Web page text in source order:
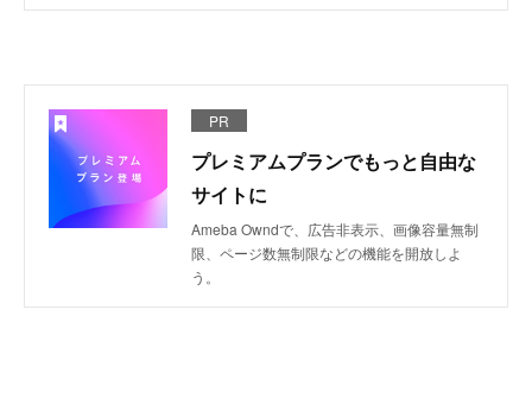
PR
プレミアムプランでもっと自由な
サイトに
Ameba Owndで、広告非表示、画像容量無制
限、ページ数無制限などの機能を開放しよ
う。